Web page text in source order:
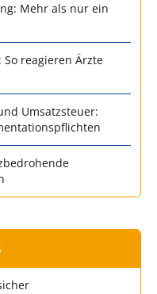
Mehr als nur ein
reagieren Ärzte
Umsatzsteuer: